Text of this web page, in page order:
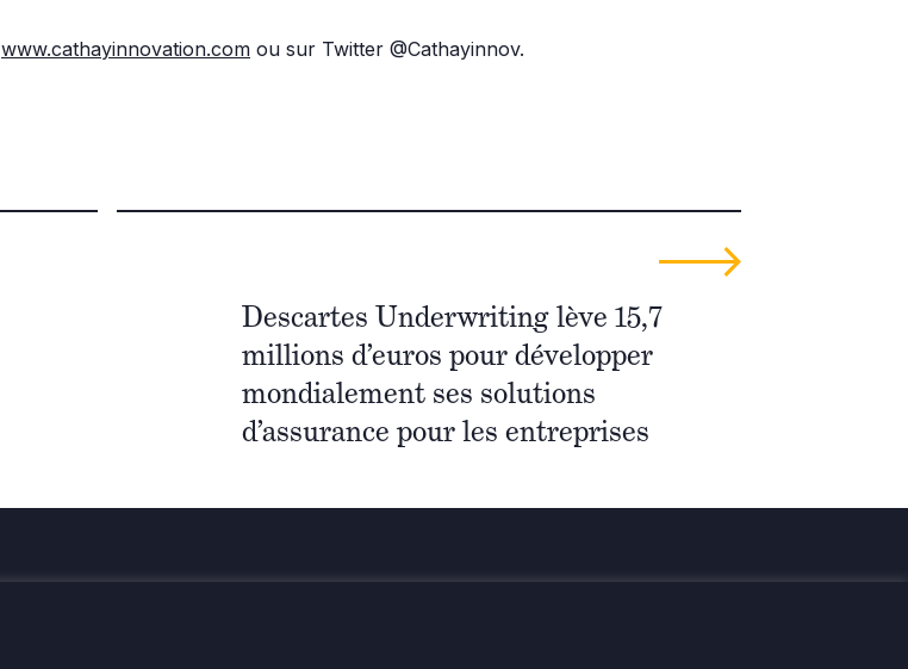
www.cathayinnovation.com ou sur Twitter @Cathayinnov.
Descartes Underwriting lève 15,7
millions d’euros pour développer
mondialement ses solutions
d’assurance pour les entreprises